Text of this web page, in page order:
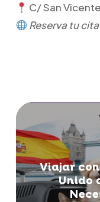
C/ San
Reserva tu
Viajar
Unido